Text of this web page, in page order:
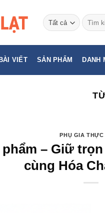
Tìm
kiếm:
BÀI VIẾT SẢN PHẨM DANH
PHỤ GIA THỰC
– Giữ
cùng Hóa